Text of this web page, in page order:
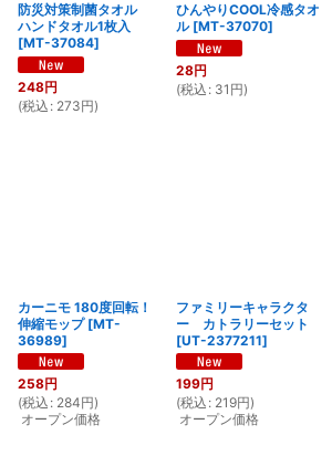
防災対策制菌タオル
ハンドタオル1枚入
[MT-37084]
248円
(税込 : 273円)
ひんやりCOOL冷感タオ
ル [MT-37070]
28円
(税込 : 31 円)
カーニモ 180度回転！
伸縮モップ [MT-
36989]
258円
(税込 : 284円)
オープン価格
ファミリーキャラクタ
ー カトラリーセット
[UT-2377211]
199円
(税込 : 219円)
オープン価格